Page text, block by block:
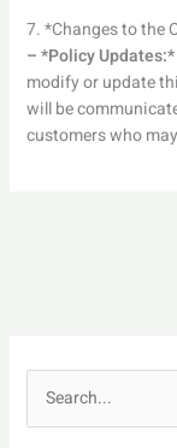
7. *Changes to the
– *Policy Updates:*
modify or update
will be
customers who
e